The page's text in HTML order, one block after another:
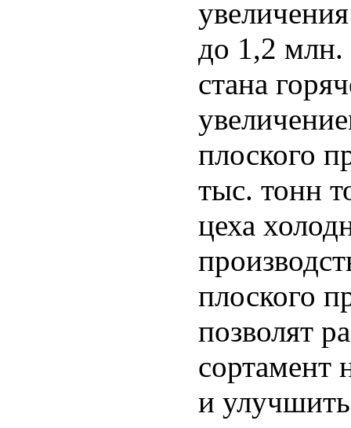
до 1,2 млн.
стана
плоского
тыс. тонн
цеха
плоского
позволят
сортамент
и улучшить